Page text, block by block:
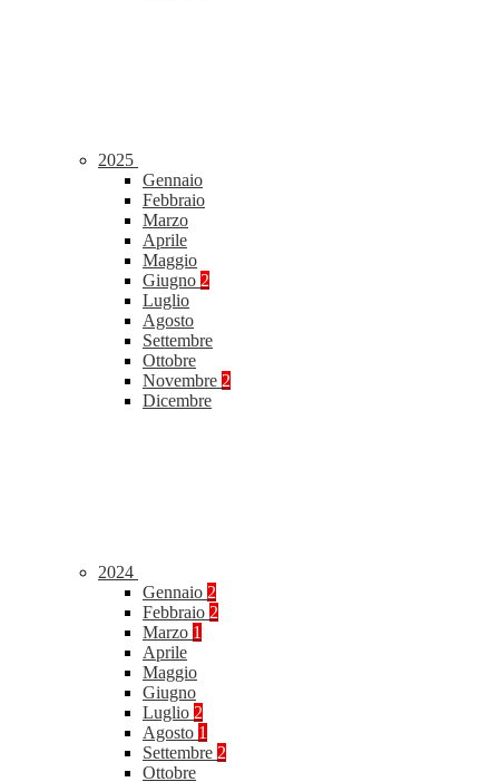
2025
Gennaio
Febbraio
Marzo
Aprile
Maggio
Giugno 2
Luglio
Agosto
Settembre
Ottobre
Novembre 2
Dicembre
2024
Gennaio 2
Febbraio 2
Marzo 1
Aprile
Maggio
Giugno
Luglio 2
Agosto 1
Settembre 2
Ottobre